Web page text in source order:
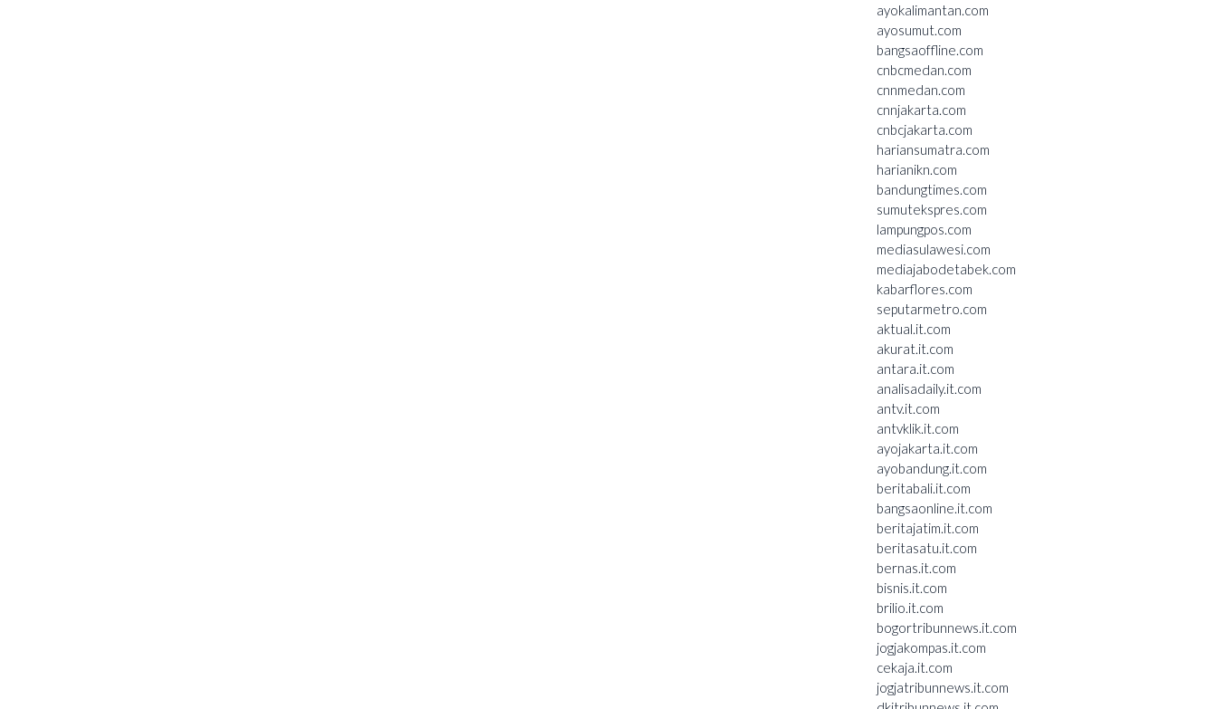
ayokalimantan.com
ayosumut.com
bangsaoffline.com
cnbcmedan.com
cnnmedan.com
cnnjakarta.com
cnbcjakarta.com
hariansumatra.com
harianikn.com
bandungtimes.com
sumutekspres.com
lampungpos.com
mediasulawesi.com
mediajabodetabek.com
kabarflores.com
seputarmetro.com
aktual.it.com
akurat.it.com
antara.it.com
analisadaily.it.com
antv.it.com
antvklik.it.com
ayojakarta.it.com
ayobandung.it.com
beritabali.it.com
bangsaonline.it.com
beritajatim.it.com
beritasatu.it.com
bernas.it.com
bisnis.it.com
brilio.it.com
bogortribunnews.it.com
jogjakompas.it.com
cekaja.it.com
jogjatribunnews.it.com